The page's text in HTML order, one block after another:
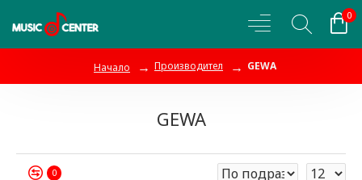
0
Начало Производител GEWA
GEWA
0